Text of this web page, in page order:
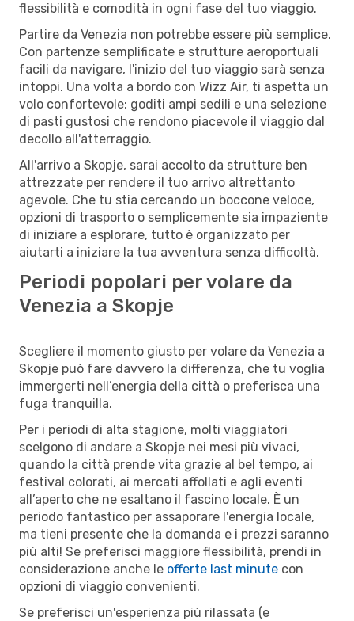
flessibilità e comodità in ogni fase del tuo viaggio.
Partire da Venezia non potrebbe essere più semplice.
Con partenze semplificate e strutture aeroportuali
facili da navigare, l'inizio del tuo viaggio sarà senza
intoppi. Una volta a bordo con Wizz Air, ti aspetta un
volo confortevole: goditi ampi sedili e una selezione
di pasti gustosi che rendono piacevole il viaggio dal
decollo all'atterraggio.
All'arrivo a Skopje, sarai accolto da strutture ben
attrezzate per rendere il tuo arrivo altrettanto
agevole. Che tu stia cercando un boccone veloce,
opzioni di trasporto o semplicemente sia impaziente
di iniziare a esplorare, tutto è organizzato per
aiutarti a iniziare la tua avventura senza difficoltà.
Periodi popolari per volare da
Venezia a Skopje
Scegliere il momento giusto per volare da Venezia a
Skopje può fare davvero la differenza, che tu voglia
immergerti nell’energia della città o preferisca una
fuga tranquilla.
Per i periodi di alta stagione, molti viaggiatori
scelgono di andare a Skopje nei mesi più vivaci,
quando la città prende vita grazie al bel tempo, ai
festival colorati, ai mercati affollati e agli eventi
all’aperto che ne esaltano il fascino locale. È un
periodo fantastico per assaporare l'energia locale,
ma tieni presente che la domanda e i prezzi saranno
più alti! Se preferisci maggiore flessibilità, prendi in
considerazione anche le offerte last minute con
opzioni di viaggio convenienti.
Se preferisci un'esperienza più rilassata (e